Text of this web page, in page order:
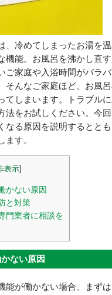
、冷めてしまったお湯を
機能。お風呂を沸かし直
ご家庭や入浴時間がバラ
そんなご家庭ほど、お風
てしまいます。トラブルに
法をお試しください。今
なる原因を説明するとと
ます。
表示]
かない原因
と対策
門業者に相談を
ない原因
能が働かない場合、まず